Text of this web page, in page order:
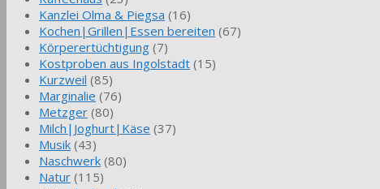
Kanzlei Olma & Piegsa (16)
Kochen|Grillen|Essen bereiten (67)
Körperertüchtigung (7)
Kostproben aus Ingolstadt (15)
Kurzweil (85)
Marginalie (76)
Metzger (80)
Milch|Joghurt|Käse (37)
Musik (43)
Naschwerk (80)
Natur (115)